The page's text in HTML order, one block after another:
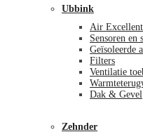
Ubbink
Air Excellent
Sensoren en
Geïsoleerde
Filters
Ventilatie
Dak & Gevel
Zehnder